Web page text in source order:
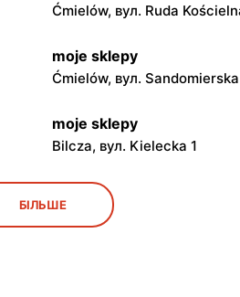
Ćmielów, вул. Ruda
moje sklepy
Ćmielów, вул.
moje sklepy
Bilcza, вул. Kielecka 1
moje sklepy
Gorzyce, вул. Szkolna 44
БІЛЬШЕ